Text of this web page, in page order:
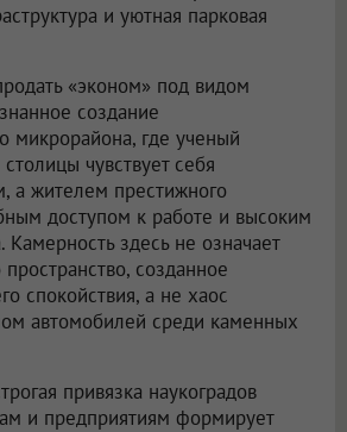
и уютная парковая
«эконом» под видом
создание
микрорайона, где ученый
чувствует себя
а жителем престижного
доступом к работе и высоким
Камерность здесь не означает
созданное
спокойствия, а не хаос
автомобилей среди каменных
привязка наукоградов
и предприятиям формирует